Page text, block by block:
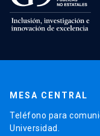
MESA CENTRAL
Teléfono para
Universidad.